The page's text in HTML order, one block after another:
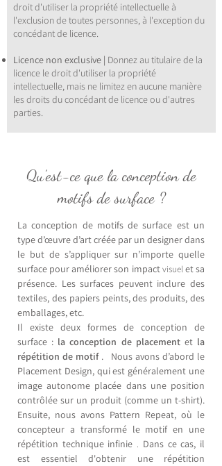
droit d'utiliser la propriété intellectuelle à
l'exclusion de toutes personnes, à l'exception du
concédant de licence.
Licence non exclusive | Donnez au titulaire de la
licence le droit d'utiliser la propriété
intellectuelle, mais ne limitez en aucune manière
les droits du concédant de licence ou d'autres
parties.
Qu’est-ce que la conception de
motifs de surface ?
La conception de motifs de surface est un
type d’œuvre d’art créée par un designer dans
le but de s’appliquer sur n’importe quelle
surface pour améliorer son impactvisuelet sa
présence. Les surfaces peuvent inclure des
textiles, des papiers peints, des produits, des
emballages, etc.
Il existe deux formes de conception de
surface : la conception de placement et la
répétition de motif .
Nous avons d’abord le
Placement Design, qui est généralement une
image autonome placée dans une position
contrôlée sur un produit (comme un t-shirt).
Ensuite, nous avons Pattern Repeat, où le
concepteur a transformé le motif en une
répétition technique infinie . Dans ce cas, il
est essentiel d'obtenir une répétition